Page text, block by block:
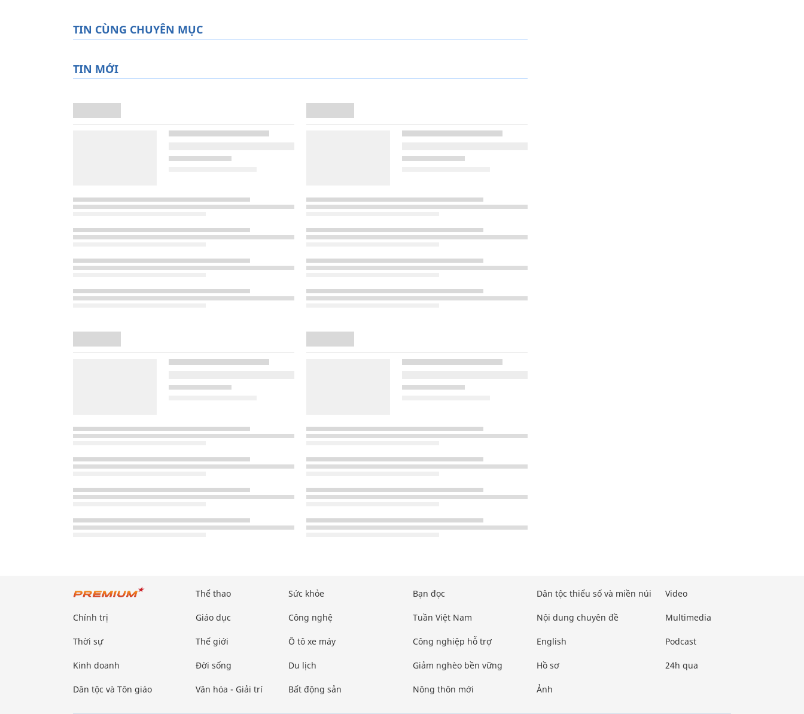
TIN CÙNG CHUYÊN MỤC
TIN MỚI
Chính trị
Thời sự
Kinh doanh
Dân tộc và Tôn giáo
Thể thao
Giáo dục
Thế giới
Đời sống
Văn hóa - Giải trí
Sức khỏe
Công nghệ
Ô tô xe máy
Du lịch
Bất động sản
Bạn đọc
Tuần Việt Nam
Công nghiệp hỗ trợ
Giảm nghèo bền vững
Nông thôn mới
Dân tộc thiểu số và miền núi
Nội dung chuyên đề
English
Hồ sơ
Ảnh
Video
Multimedia
Podcast
24h qua